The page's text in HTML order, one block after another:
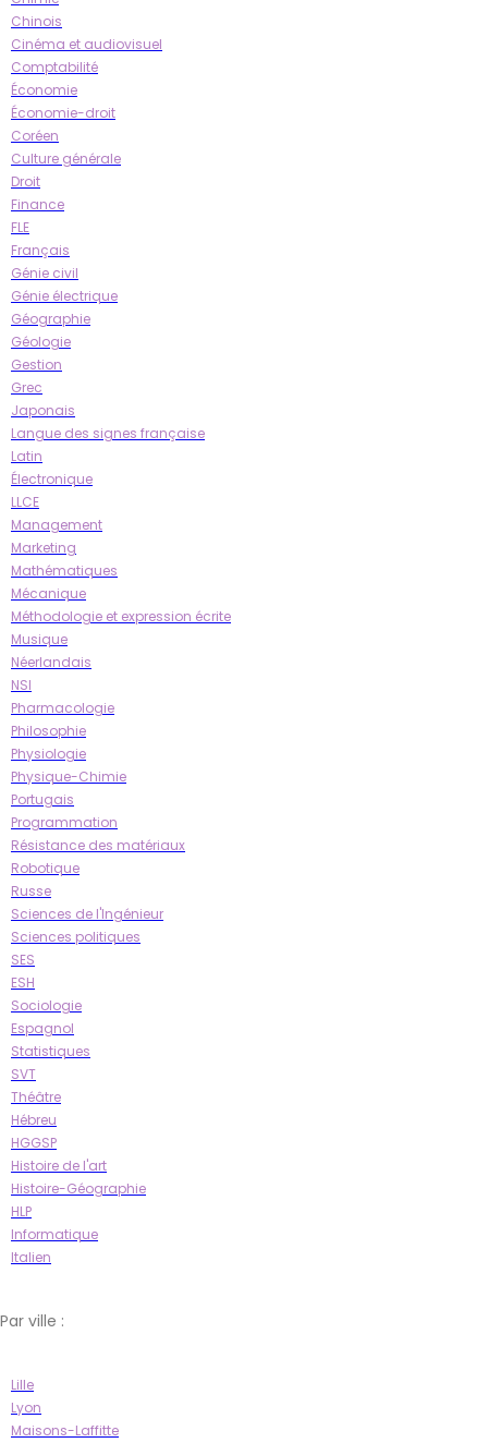
Chinois
Cinéma et audiovisuel
Comptabilité
Économie
Économie-droit
Coréen
Culture générale
Droit
Finance
FLE
Français
Génie civil
Génie électrique
Géographie
Géologie
Gestion
Grec
Japonais
Langue des signes française
Latin
Électronique
LLCE
Management
Marketing
Mathématiques
Mécanique
Méthodologie et expression écrite
Musique
Néerlandais
NSI
Pharmacologie
Philosophie
Physiologie
Physique-Chimie
Portugais
Programmation
Résistance des matériaux
Robotique
Russe
Sciences de l'Ingénieur
Sciences politiques
SES
ESH
Sociologie
Espagnol
Statistiques
SVT
Théâtre
Hébreu
HGGSP
Histoire de l'art
Histoire-Géographie
HLP
Informatique
Italien
Par ville :
Lille
Lyon
Maisons-Laffitte